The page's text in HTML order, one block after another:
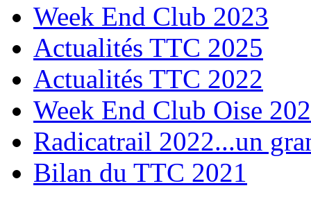
Week End Club 2023
Actualités TTC 2025
Actualités TTC 2022
Week End Club Oise
Radicatrail 2022...un
Bilan du TTC 2021